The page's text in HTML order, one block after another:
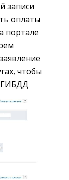
записи
оплаты
портале
чтобы
ГИБДД